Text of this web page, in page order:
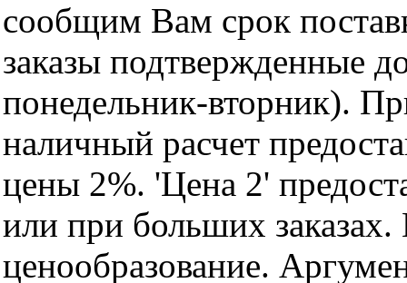
сообщим Вам срок
заказы подтвержденные
понедельник-вторник).
наличный расчет
цены 2%. 'Цена 2'
или при больших
ценообразование.